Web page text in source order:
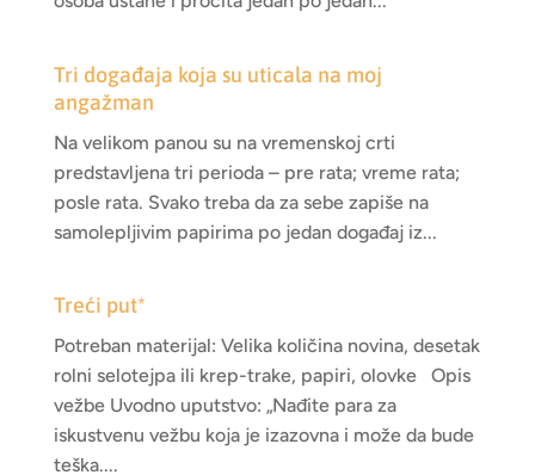
Tri događaja koja su uticala na moj
angažman
Na velikom panou su na vremenskoj crti
predstavljena tri perioda – pre rata; vreme rata;
posle rata. Svako treba da za sebe zapiše na
samolepljivim papirima po jedan događaj iz...
Treći put*
Potreban materijal: Velika količina novina, desetak
rolni selotejpa ili krep-trake, papiri, olovke Opis
vežbe Uvodno uputstvo: „Nađite para za
iskustvenu vežbu koja je izazovna i može da bude
teška....